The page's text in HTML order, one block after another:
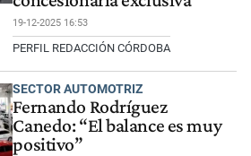
19-12-2025 16:53
PERFIL REDACCIÓN CÓRDOBA
SECTOR AUTOMOTRIZ
Fernando Rodríguez
Canedo: “El balance es muy
positivo”